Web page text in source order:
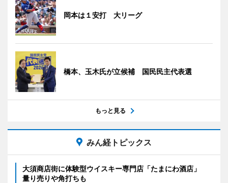
岡本は１安打 大リーグ
橋本、玉木氏が立候補 国民民主代表選
もっと見る
みん経トピックス
大須商店街に体験型ウイスキー専門店「たまにわ酒店」
量り売りや角打ちも